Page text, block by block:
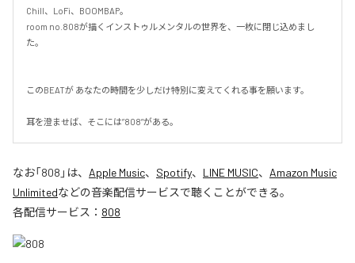
Chill、LoFi、BOOMBAP。
room no.808が描くインストゥルメンタルの世界を、一枚に閉じ込めまし
た。
このBEATが あなたの時間を少しだけ特別に変えてくれる事を願います。
耳を澄ませば、そこには”808”がある。
なお「808 」は、 Apple Music、 Spotify、 LINE MUSIC、 Amazon Music
Unlimitedなどの音楽配信サービスで聴くことができる。
各配信サービス： 808